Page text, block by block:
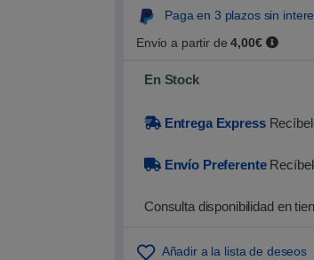
o
.
s
p
Paga en 3 plazos sin
Envío a partir de4,00€
En Stock
Entrega Express
Envío Preferente
Consulta disponibilidad en
Añadir a la lista de deseos